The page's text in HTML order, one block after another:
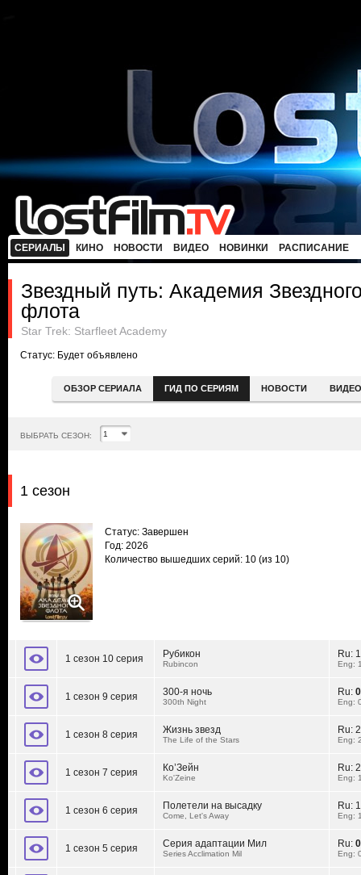
СЕРИАЛЫ КИНО НОВОСТИ ВИДЕО НОВИНКИ РАСПИСАНИЕ
Звездный путь: Академия
флота
Star Trek: Starfleet Academy
Статус: Будет объявлено
ОБЗОР СЕРИАЛА ГИД ПО СЕРИЯМ НОВОСТИ ВИДЕО
ВЫБРАТЬ СЕЗОН:
1 сезон
Статус: Завершен
Год: 2026
Количество вышедших серий: 10 (из 10)
1 сезон 10 серия Рубикон
Rubincon
Ru:
Eng:
1 сезон 9 серия 300-я ночь
300th Night
Ru:
Eng:
1 сезон 8 серия Жизнь звезд
The Life of the Stars
Ru:
Eng:
1 сезон 7 серия Ко’Зейн
Ko'Zeine
Ru:
Eng:
1 сезон 6 серия Полетели на высадку
Come, Let's Away
Ru:
Eng:
1 сезон 5 серия Серия адаптации Мил
Series Acclimation Mil
Ru:
Eng: